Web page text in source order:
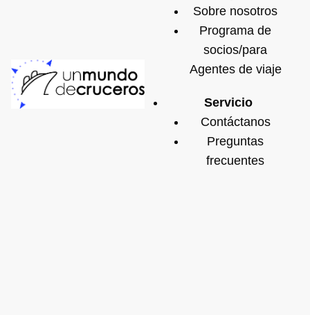
Sobre nosotros
Programa de
socios/para
Agentes de viaje
Servicio
Contáctanos
Preguntas
frecuentes